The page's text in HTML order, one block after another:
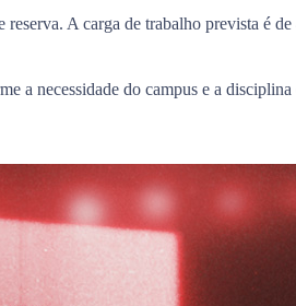
A carga de trabalho prevista é de
a necessidade do campus e a disciplina